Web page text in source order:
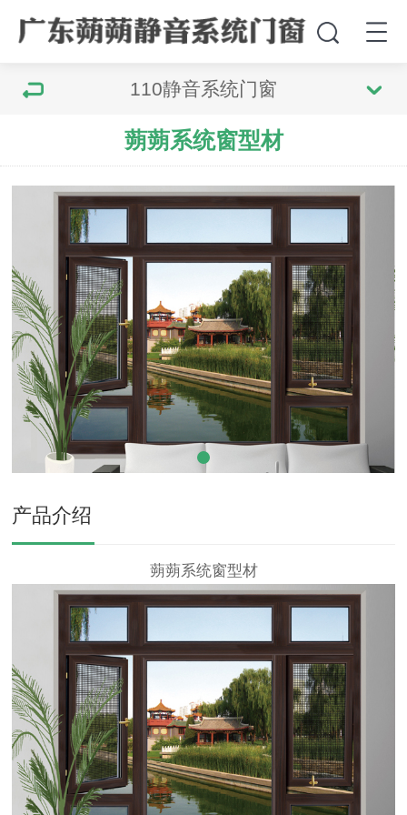
110静音系统门窗
蒴蒴系统窗型材
产品介绍
蒴蒴系统窗型材